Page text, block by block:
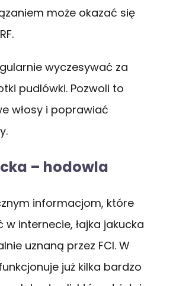
może okazać się
wyczesywać za
pudlówki. Pozwoli to
włosy i poprawiać
– hodowla
informacjom, które
w internecie, łajka jakucka
uznaną przez FCI. W
już kilka bardzo